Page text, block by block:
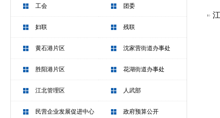
工会 团委
妇联 残联
黄石港片区 沈家营街道办事处
胜阳港片区 花湖街道办事处
江北管理区 人武部
民营企业发展促进中心 政府预算公开